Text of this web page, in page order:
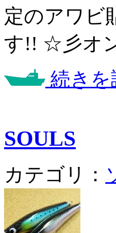
定のアワビ
す!! ☆彡オ
続きを
SOULS
カテゴリ：